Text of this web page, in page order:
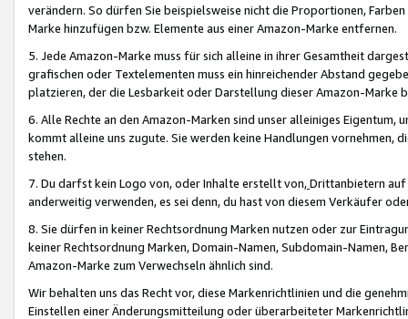
verändern. So dürfen Sie beispielsweise nicht die Proportionen,
Marke hinzufügen bzw. Elemente aus einer Amazon-Marke entfernen.
5. Jede Amazon-Marke muss für sich alleine in ihrer Gesamtheit
grafischen oder Textelementen muss ein hinreichender Abstand
platzieren, der die Lesbarkeit oder Darstellung dieser Amazon-Marke
6. Alle Rechte an den Amazon-Marken sind unser alleiniges
kommt alleine uns zugute. Sie werden keine Handlungen vornehmen,
stehen.
7. Du darfst kein Logo von, oder Inhalte erstellt von,Drittanbietern auf
anderweitig verwenden, es sei denn, du hast von diesem Verkäufer
8. Sie dürfen in keiner Rechtsordnung Marken nutzen oder zur
keiner Rechtsordnung Marken, Domain-Namen, Subdomain-Namen,
Amazon-Marke zum Verwechseln ähnlich sind.
Wir behalten uns das Recht vor, diese Markenrichtlinien und die
Einstellen einer Änderungsmitteilung oder überarbeiteter